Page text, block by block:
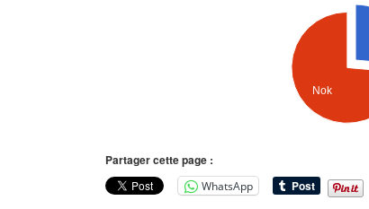
Nok
Partager cette page :
WhatsApp